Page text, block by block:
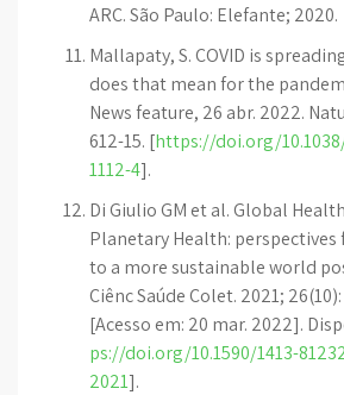
ARC. São Paulo: Elefante; 2020.
Mallapaty, S. COVID is
does that mean for the
News feature, 26 abr. 2022.
612-15. [https://doi.org/
1112-4].
Di Giulio GM et al. Global
Planetary Health:
to a more sustainable world
Ciênc Saúde Colet. 2021;
[Acesso em: 20 mar. 2022].
ps://doi.org/10.1590/1413-
2021].